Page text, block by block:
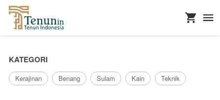
KATEGORI
Kerajinan Benang Sulam Kain Teknik